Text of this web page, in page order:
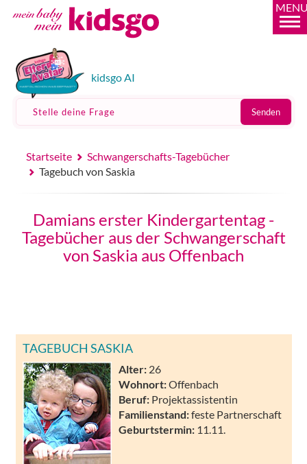
kidsgo AI
Stelle deine Frage Senden
Startseite
Schwangerschafts-Tagebücher
Tagebuch von Saskia
Damians erster Kindergartentag -
Tagebücher aus der Schwangerschaft
von Saskia aus Offenbach
TAGEBUCH SASKIA
Alter: 26
Wohnort:Offenbach
Beruf: Projektassistentin
Familienstand:feste Partnerschaft
Geburtstermin: 11.11.